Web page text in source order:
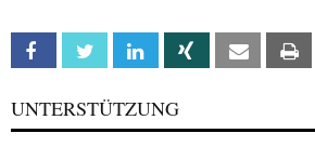
Facebook Twitter Linkedin Xing Email
UNTERSTÜTZUNG